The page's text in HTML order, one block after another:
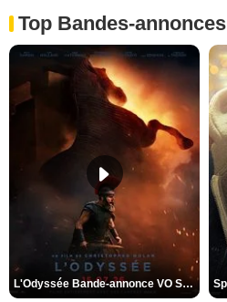
Top Bandes-annonces
L'Odyssée Bande-annonce VO STFR